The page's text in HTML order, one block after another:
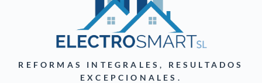
REFORMAS INTEGRALES, RESULTADOS
EXCEPCIONALES.